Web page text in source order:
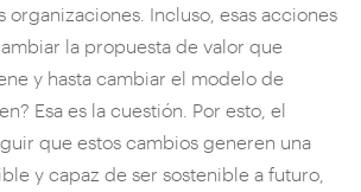
organizaciones. Incluso, esas acciones
la propuesta de valor que
y hasta cambiar el modelo de
Esa es la cuestión. Por esto, el
que estos cambios generen una
y capaz de ser sostenible a futuro,